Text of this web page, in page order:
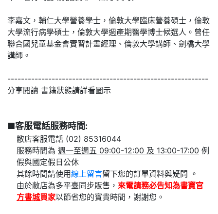
李嘉文，輔仁大學營養學士，倫敦大學臨床營養碩士，倫敦
大學流行病學碩士，倫敦大學週產期醫學博士候選人。曾任
聯合國兒童基金會實習計畫經理、倫敦大學講師、劍橋大學
講師。
-----------------------------------------------------------
分享閱讀 書籍狀態請詳看圖示
■客服電話服務時間:
敝店客服電話 (02) 85316044
服務時間為 週一至週五 09:00-12:00 及 13:00-17:00 例
假與國定假日公休
其餘時間請使用線上留言
留下您的訂單資料與疑問 。
由於敝店為多平臺同步販售， 來電請務必告知為書寶官
方書城買家以節省您的寶貴時間，謝謝您。